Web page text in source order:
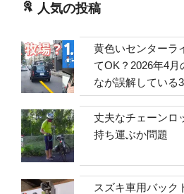
人気の投稿
黄色いセンターラ
てOK？2026年4月
なが誤解している
丈夫なチェーンロ
持ち運ぶか問題
スズキ車用バック